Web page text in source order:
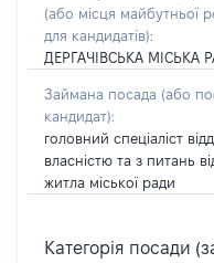
(або місця майбутньої
для кандидатів):
ДЕРГАЧІВСЬКА МІСЬКА
Займана посада (або
кандидат):
головний спеціаліст
власністю та з питань
житла міської ради
Категорія посади